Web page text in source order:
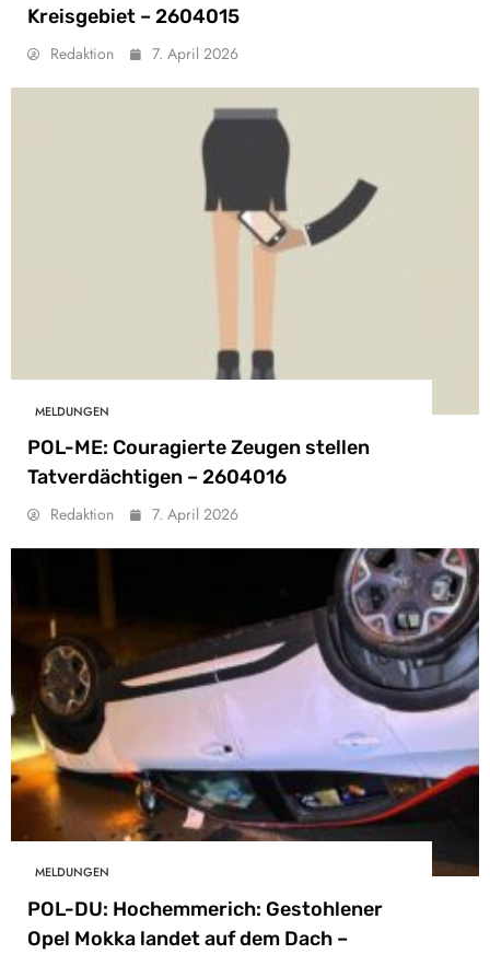
Kreisgebiet – 2604015
Redaktion 7. April 2026
MELDUNGEN
POL-ME: Couragierte Zeugen stellen
Tatverdächtigen – 2604016
Redaktion 7. April 2026
MELDUNGEN
POL-DU: Hochemmerich: Gestohlener
Opel Mokka landet auf dem Dach –